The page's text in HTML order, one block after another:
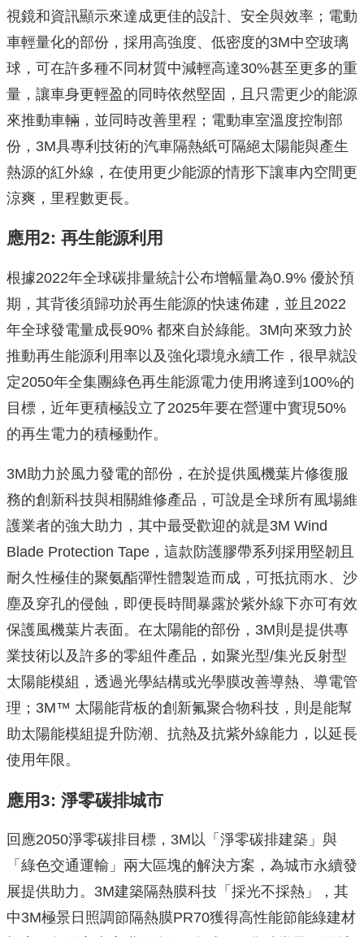
視鏡和資訊顯示來達成更佳的設計、安全與效率；電動
車輕量化的部份，採用高強度、低密度的3M中空玻璃
球，可在許多種不同材質中減輕高達30%甚至更多的重
量，讓車身更輕盈的同時依然堅固，且只需更少的能源
來推動車輛，並同時改善里程；電動車室溫度控制部
份，3M具專利技術的汽車隔熱紙可隔絕太陽能與產生
熱源的紅外線，在使用更少能源的情形下讓車內空間更
涼爽，里程數更長。
應用2: 再生能源利用
根據2022年全球碳排量統計公布增幅量為0.9% 優於預
期，其背後須歸功於再生能源的快速佈建，並且2022
年全球發電量成長90% 都來自於綠能。3M向來致力於
推動再生能源利用率以及強化環境永續工作，很早就設
定2050年全集團綠色再生能源電力使用將達到100%的
目標，近年更積極設立了2025年要在營運中實現50%
的再生電力的積極動作。
3M助力於風力發電的部份，在於提供風機葉片修復服
務的創新科技與相關維修產品，可說是全球所有風場維
護業者的強大助力，其中最受歡迎的就是3M Wind
Blade Protection Tape，這款防護膠帶系列採用堅韌且
耐久性極佳的聚氨酯彈性體製造而成，可抵抗雨水、沙
塵及穿孔的侵蝕，即便長時間暴露於紫外線下亦可有效
保護風機葉片表面。在太陽能的部份，3M則是提供專
業技術以及許多的零組件產品，如聚光型/集光反射型
太陽能模組，透過光學結構或光學膜改善導熱、導電管
理；3M™ 太陽能背板的創新氟聚合物科技，則是能幫
助太陽能模組提升防潮、抗熱及抗紫外線能力，以延長
使用年限。
應用3: 淨零碳排城市
回應2050淨零碳排目標，3M以「淨零碳排建築」與
「綠色交通運輸」兩大區塊的解決方案，為城市永續發
展提供助力。3M建築隔熱膜科技「採光不採熱」，其
中3M極景日照調節隔熱膜PR70獲得高性能節能綠建材